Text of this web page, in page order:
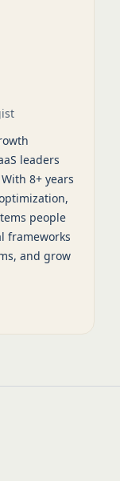
leaders
8+ years
people
frameworks
and grow